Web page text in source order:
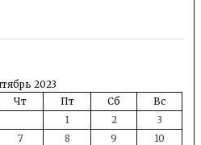
2023
Чт Пт Сб
Вс
1
2
3
7 8 9
10